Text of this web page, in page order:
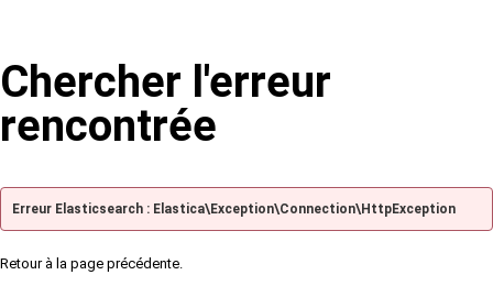
Chercher l'erreur
rencontrée
Erreur Elasticsearch : Elastica\Exception\Connection\HttpException
Retour à la page précédente.